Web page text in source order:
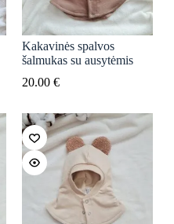
Kakavinės spalvos
šalmukas su ausytėmis
20.00 €